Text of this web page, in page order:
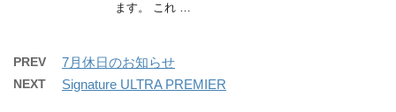
ます。 これ …
PREV 7月休日のお知らせ
NEXT Signature ULTRA PREMIER